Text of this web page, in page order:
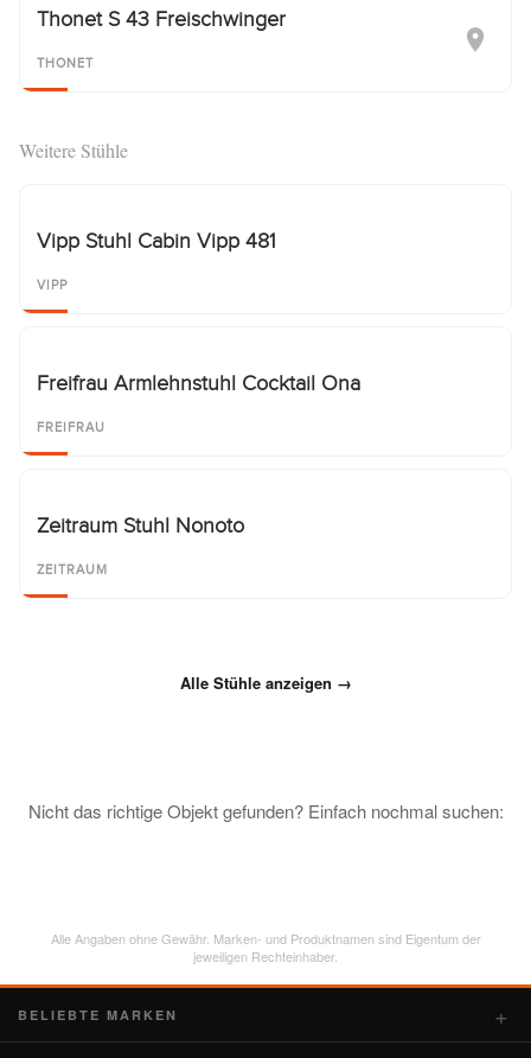
Thonet S 43 Freischwinger
THONET
Weitere Stühle
Vipp Stuhl Cabin Vipp 481
VIPP
Freifrau Armlehnstuhl Cocktail Ona
FREIFRAU
Zeitraum Stuhl Nonoto
ZEITRAUM
Alle Stühle anzeigen →
Nicht das richtige Objekt gefunden? Einfach nochmal suchen:
Alle Angaben ohne Gewähr. Marken- und Produktnamen sind Eigentum der
jeweiligen Rechteinhaber.
BELIEBTE MARKEN